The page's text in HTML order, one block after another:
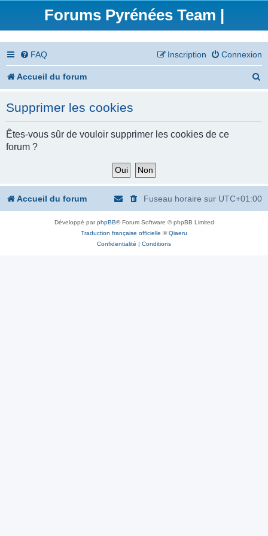
Forums Pyrénées Team |
FAQ Connexion
Inscription
Accueil du forum
c
Supprimer les cookies
Êtes-vous sûr de vouloir supprimer les cookies de ce
forum ?
Accueil du forum Fuseau horaire sur UTC+01:00
Développé parphpBB® Forum Software © phpBB Limited
Traduction française officielle ©Qiaeru
Confidentialité | Conditions